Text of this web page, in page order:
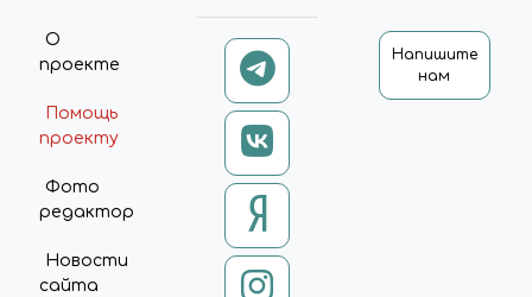
О
проекте
Помощь
проекту
Фото
редактор
Новости
сайта
Напишите
нам